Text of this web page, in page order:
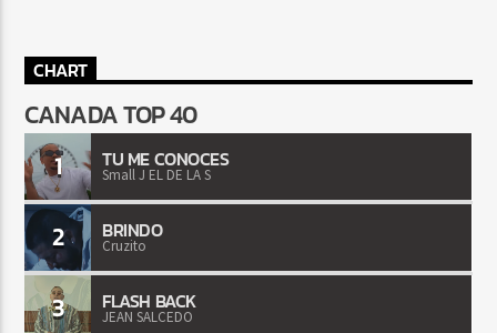
CHART
CANADA TOP 40
1 TU ME CONOCES
Small J EL DE LA S
2 BRINDO
Cruzito
3 FLASH BACK
JEAN SALCEDO